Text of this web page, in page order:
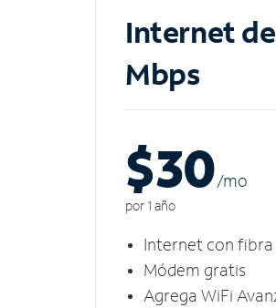
Internet
Mbps
$30/mo
por 1 año
Internet con
Módem gratis
Agrega WiFi